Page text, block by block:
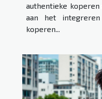
authentieke
aan het
koperen...